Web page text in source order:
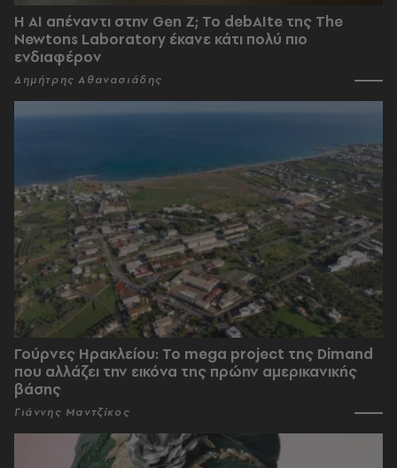
Η AI απέναντι στην Gen Z; Το debAIte της The
Newtons Laboratory έκανε κάτι πολύ πιο
ενδιαφέρον
Δημήτρης Αθανασιάδης
Γούρνες Ηρακλείου: To mega project της Dimand
που αλλάζει την εικόνα της πρώην αμερικανικής
βάσης
Γιάννης Μαντζίκος